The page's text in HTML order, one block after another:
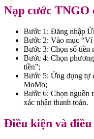
Nạp cước
Bước 1: Đăng nhập
Bước 2: Vào mục
Bước 3: Chọn số tiền
Bước 4: Chọn
tiền”;
Bước 5: Ứng dụng tự
MoMo;
Bước 6: Chọn nguồn
xác nhận thanh toán.
Điều kiện và điều